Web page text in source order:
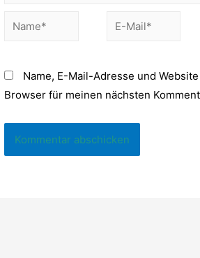
Name*
E-
Name, E-Mail-Adresse und
Browser für meinen nächsten